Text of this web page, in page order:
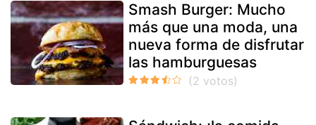
Smash Burger: Mucho
más que una moda, una
nueva forma de disfrutar
las hamburguesas